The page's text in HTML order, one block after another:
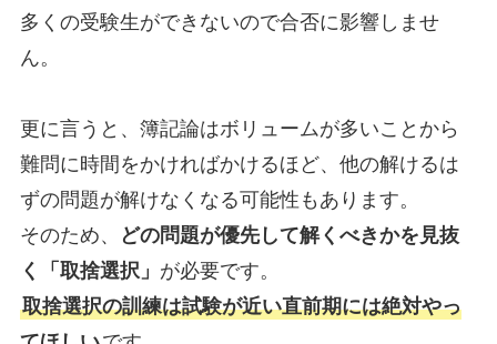
多くの受験生ができないので合否に影響しませ
ん。
更に言うと、簿記論はボリュームが多いことから
難問に時間をかければかけるほど、他の解けるは
ずの問題が解けなくなる可能性もあります。
そのため、
どの問題が優先して解くべきかを見抜
く「取捨選択」 が必要です。
取捨選択の訓練は試験が近い直前期には絶対やっ